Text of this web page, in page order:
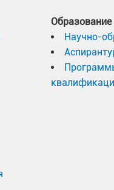
Образование
Научно-